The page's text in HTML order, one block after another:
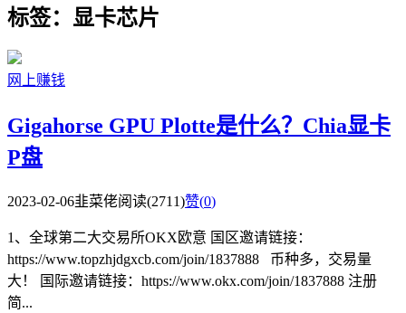
标签：显卡芯片
网上赚钱
Gigahorse GPU Plotte是什么？Chia显卡
P盘
2023-02-06韭菜佬阅读(2711)赞(0)
1、全球第二大交易所OKX欧意 国区邀请链接：
https://www.topzhjdgxcb.com/join/1837888 币种多，交易量
大！ 国际邀请链接：https://www.okx.com/join/1837888 注册
简...